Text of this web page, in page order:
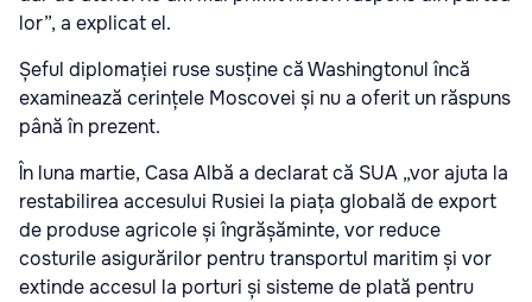
lor”, a explicat el.
Șeful diplomației ruse susține că Washingtonul încă
examinează cerințele Moscovei și nu a oferit un răspuns
până în prezent.
În luna martie, Casa Albă a declarat că SUA „vor ajuta la
restabilirea accesului Rusiei la piața globală de export
de produse agricole și îngrășăminte, vor reduce
costurile asigurărilor pentru transportul maritim și vor
extinde accesul la porturi și sisteme de plată pentru